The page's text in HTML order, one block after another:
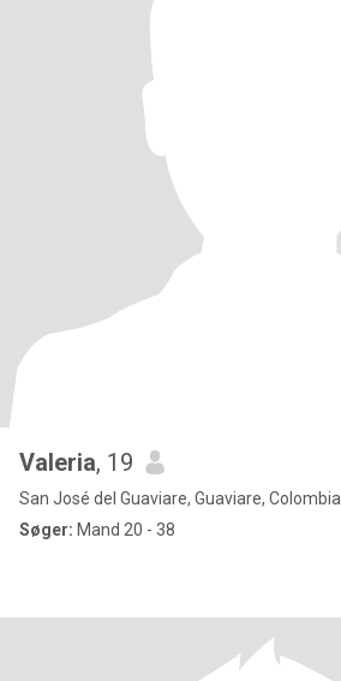
Valeria, 19
San José del Guaviare, Guaviare, Colombia
Søger: Mand 20 - 38